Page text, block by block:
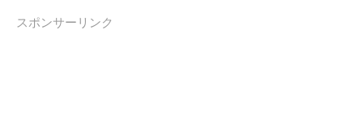
スポンサーリンク